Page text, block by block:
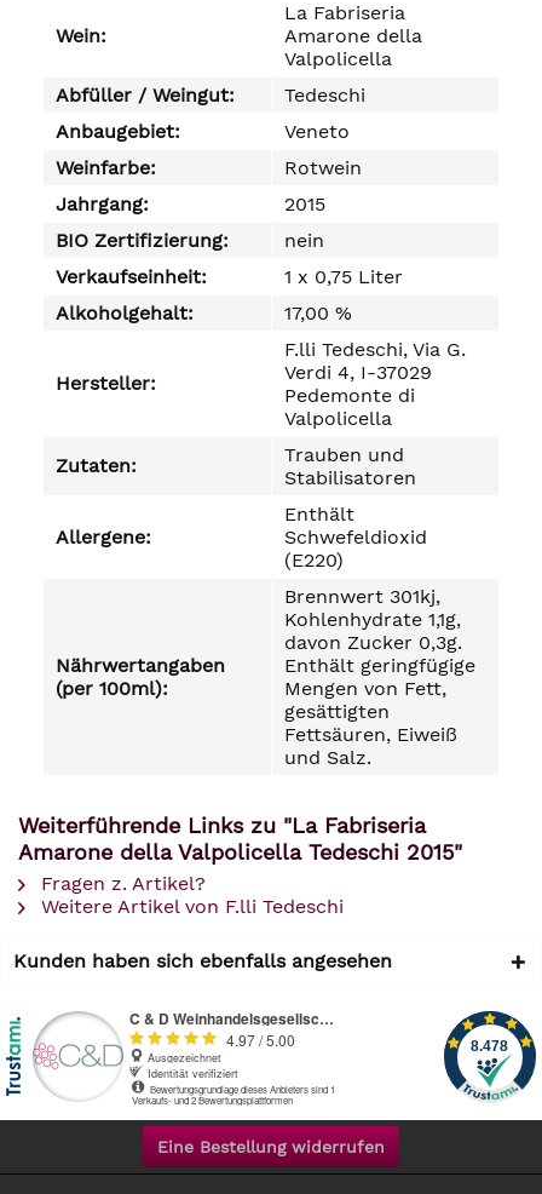
Wein:
La Fabriseria
Amarone della
Valpolicella
Abfüller / Weingut:
Tedeschi
Anbaugebiet:
Veneto
Weinfarbe:
Rotwein
Jahrgang:
2015
BIO Zertifizierung:
nein
Verkaufseinheit:
1 x 0,75 Liter
Alkoholgehalt:
17,00 %
Hersteller:
F.lli Tedeschi, Via G.
Verdi 4, I-37029
Pedemonte di
Valpolicella
Zutaten:
Trauben und
Stabilisatoren
Allergene:
Enthält
Schwefeldioxid
(E220)
Nährwertangaben
(per 100ml):
Brennwert 301kj,
Kohlenhydrate 1,1g,
davon Zucker 0,3g.
Enthält geringfügige
Mengen von Fett,
gesättigten
Fettsäuren, Eiweiß
und Salz.
Weiterführende Links zu "La Fabriseria
Amarone della Valpolicella Tedeschi 2015"
Fragen z. Artikel?
Weitere Artikel von F.lli Tedeschi
Kunden haben sich ebenfalls angesehen
Eine Bestellung widerrufen